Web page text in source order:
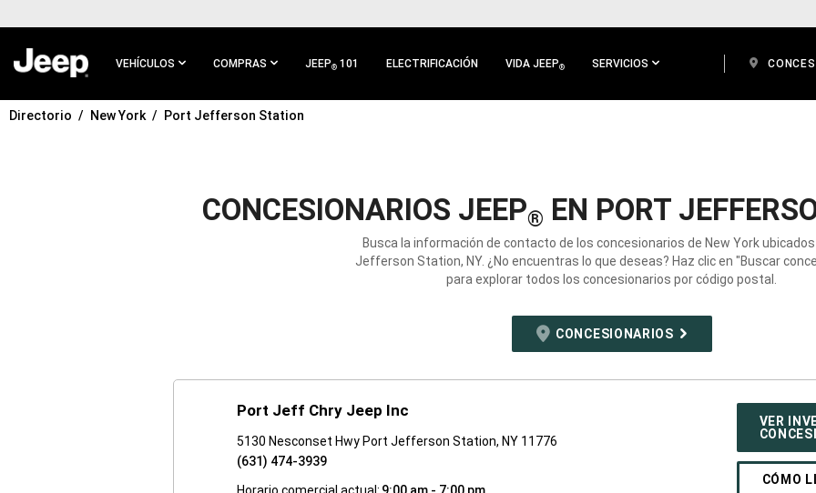
CONTENIDO
VEHÍCULOS COMPRAS JEEP® 101 ELECTRIFICACIÓN VIDA JEEP® SERVICIOS
IR A
Directorio New York Port Jefferson Station
CONCESIONARIOS JEEP® EN PORT
Busca la información de contacto de los concesionarios de New York
Jefferson Station, NY. ¿No encuentras lo que deseas? Haz clic en "Buscar
para explorar todos los concesionarios por código postal.
CONCESIONARIOS
Port Jeff Chry Jeep Inc
5130 Nesconset Hwy Port Jefferson Station, NY 11776
(631) 474-3939
VER
CÓMO